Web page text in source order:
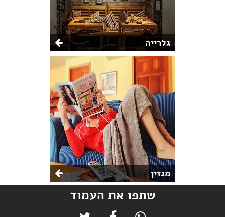
גלרייה
מגזין
שתפו את העמוד